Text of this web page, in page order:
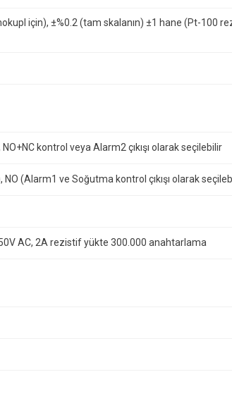
için), ±%0.2 (tam skalanın) ±1 hane (Pt-100
kontrol veya Alarm2 çıkışı olarak seçilebilir
(Alarm1 ve Soğutma kontrol çıkışı olarak
AC, 2A rezistif yükte 300.000 anahtarlama